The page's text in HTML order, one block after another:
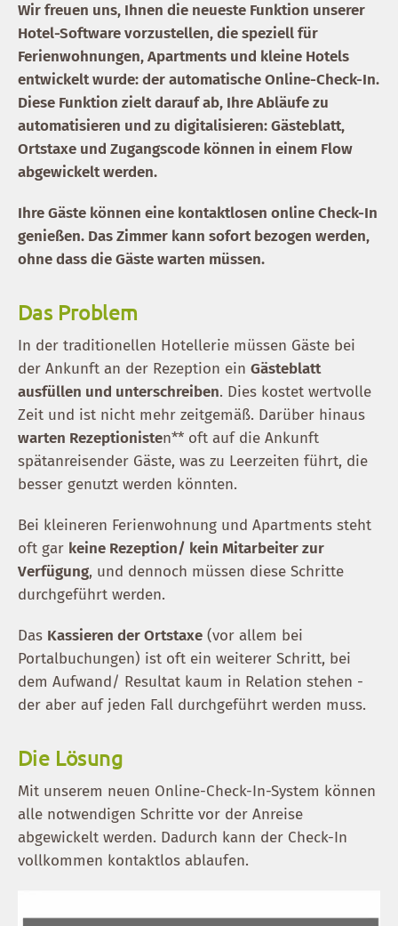
Wir freuen uns, Ihnen die neueste Funktion unserer
Hotel-Software vorzustellen, die speziell für
Ferienwohnungen, Apartments und kleine Hotels
entwickelt wurde: der automatische Online-Check-In.
Diese Funktion zielt darauf ab, Ihre Abläufe zu
automatisieren und zu digitalisieren: Gästeblatt,
Ortstaxe und Zugangscode können in einem Flow
abgewickelt werden.
Ihre Gäste können eine kontaktlosen online Check-In
genießen. Das Zimmer kann sofort bezogen werden,
ohne dass die Gäste warten müssen.
Das Problem
In der traditionellen Hotellerie müssen Gäste bei
der Ankunft an der Rezeption ein Gästeblatt
ausfüllen und unterschreiben. Dies kostet wertvolle
Zeit und ist nicht mehr zeitgemäß. Darüber hinaus
warten Rezeptionisten** oft auf die Ankunft
spätanreisender Gäste, was zu Leerzeiten führt, die
besser genutzt werden könnten.
Bei kleineren Ferienwohnung und Apartments steht
oft gar keine Rezeption/ kein Mitarbeiter zur
Verfügung, und dennoch müssen diese Schritte
durchgeführt werden.
Das Kassieren der Ortstaxe (vor allem bei
Portalbuchungen) ist oft ein weiterer Schritt, bei
dem Aufwand/ Resultat kaum in Relation stehen -
der aber auf jeden Fall durchgeführt werden muss.
Die Lösung
Mit unserem neuen Online-Check-In-System können
alle notwendigen Schritte vor der Anreise
abgewickelt werden. Dadurch kann der Check-In
vollkommen kontaktlos ablaufen.